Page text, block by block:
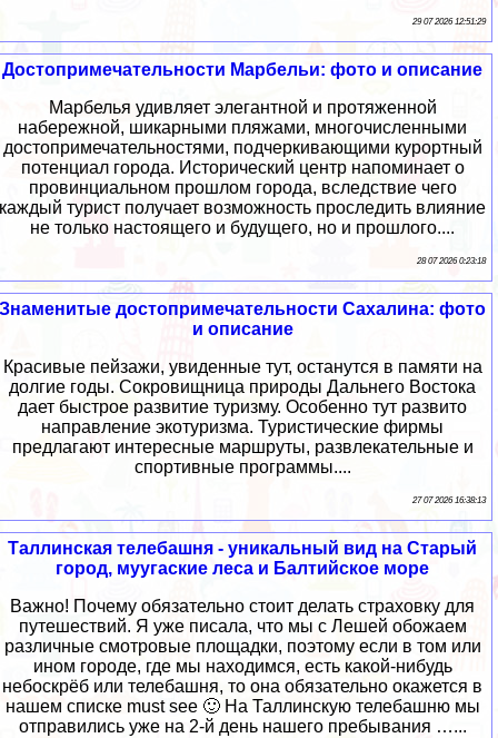
29 07 2026 12:51:29
Достопримечательности Марбельи: фото и описание
Марбелья удивляет элегантной и протяженной
набережной, шикарными пляжами, многочисленными
достопримечательностями, подчеркивающими курортный
потенциал города. Исторический центр напоминает о
провинциальном прошлом города, вследствие чего
каждый турист получает возможность проследить влияние
не только настоящего и будущего, но и прошлого....
28 07 2026 0:23:18
Знаменитые достопримечательности Сахалина: фото
и описание
Красивые пейзажи, увиденные тут, останутся в памяти на
долгие годы. Сокровищница природы Дальнего Востока
дает быстрое развитие туризму. Особенно тут развито
направление экотуризма. Туристические фирмы
предлагают интересные маршруты, развлекательные и
спортивные программы....
27 07 2026 16:38:13
Таллинская телебашня - уникальный вид на Старый
город, муугаские леса и Балтийское море
Важно! Почему обязательно стоит делать страховку для
путешествий. Я уже писала, что мы с Лешей обожаем
различные смотровые площадки, поэтому если в том или
ином городе, где мы находимся, есть какой-нибудь
небоскрёб или телебашня, то она обязательно окажется в
нашем списке must see 🙂 На Таллинскую телебашню мы
отправились уже на 2-й день нашего пребывания …...